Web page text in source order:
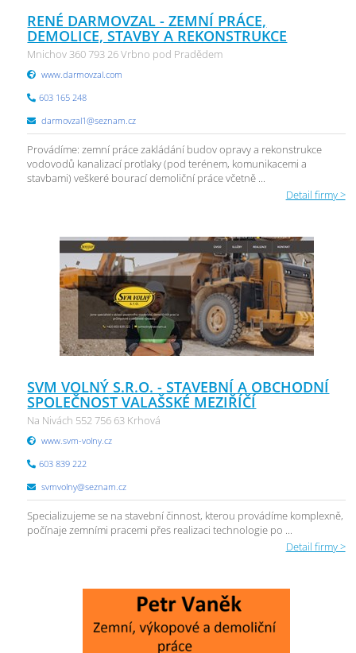
RENÉ DARMOVZAL - ZEMNÍ PRÁCE,
DEMOLICE, STAVBY A REKONSTRUKCE
Mnichov 360 793 26 Vrbno pod Pradědem
www.darmovzal.com
603 165 248
darmovzal1@seznam.cz
Provádíme: zemní práce zakládání budov opravy a rekonstrukce
vodovodů kanalizací protlaky (pod terénem, komunikacemi a
stavbami) veškeré bourací demoliční práce včetně ...
Detail firmy >
SVM VOLNÝ S.R.O. - STAVEBNÍ A OBCHODNÍ
SPOLEČNOST VALAŠSKÉ MEZIŘÍČÍ
Na Nivách 552 756 63 Krhová
www.svm-volny.cz
603 839 222
svmvolny@seznam.cz
Specializujeme se na stavební činnost, kterou provádíme komplexně,
počínaje zemními pracemi přes realizaci technologie po ...
Detail firmy >